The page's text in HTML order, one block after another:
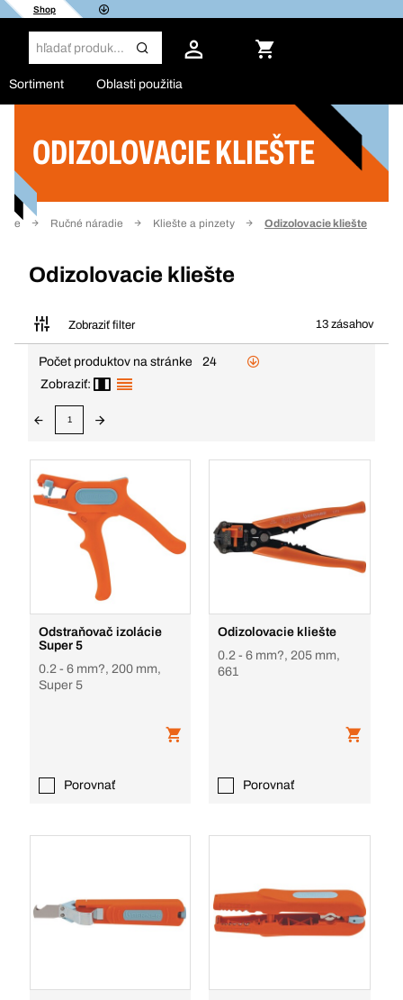
Shop
Sortiment Oblasti použitia
ODIZOLOVACIE KLIEŠTE
Ručné náradie Kliešte a pinzety Odizolovacie kliešte
Odizolovacie kliešte
Zobraziť filter 13 zásahov
Filter
Počet produktov na stránke
24
Zobraziť:
1
Odstraňovač izolácie
Super 5
0.2 - 6 mm?, 200 mm,
Super 5
Porovnať
Odizolovacie kliešte
0.2 - 6 mm?, 205 mm,
661
Porovnať